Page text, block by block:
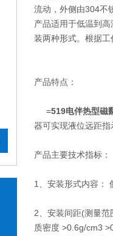
流动，外侧由304不
产品适用于低温到
装两种形式。根据
产品特点：
=519电伴热型磁
器可实现液位远距
产品主要技术指标：
1、安装形式内容：
2、安装间距(测量
质密度 >0.6g/cm3